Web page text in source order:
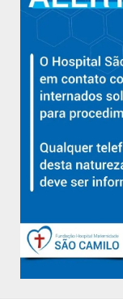
Hospital São
com qualidade,
Aracruz e região.
Sobre
Diretorias
Políticas e Normas
Trabalhe Conosco